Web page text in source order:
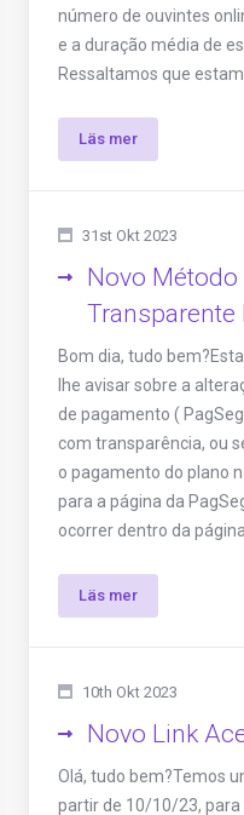
número de ouvintes
e a duração média de
Ressaltamos que
Läs mer
31st Okt 2023
Novo
Transparente
Bom dia, tudo
lhe avisar sobre a
de pagamento (
com transparência, ou
o pagamento do plano
para a página da
ocorrer dentro da página
Läs mer
10th Okt 2023
Novo Link
Olá, tudo bem?Temos
partir de 10/10/23, para